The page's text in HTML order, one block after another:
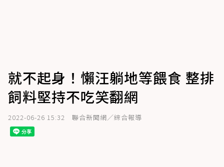
就不起身！懶汪躺地等餵食 整排
飼料堅持不吃笑翻網
2022-06-26 15:32 聯合新聞網／綜合報導